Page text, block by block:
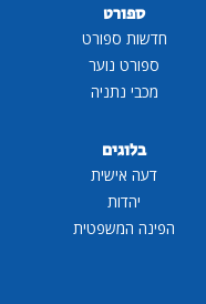
ספורט
חדשות ספורט
ספורט נוער
מכבי נתניה
בלוגים
דעה אישית
יהדות
הפינה המשפטית